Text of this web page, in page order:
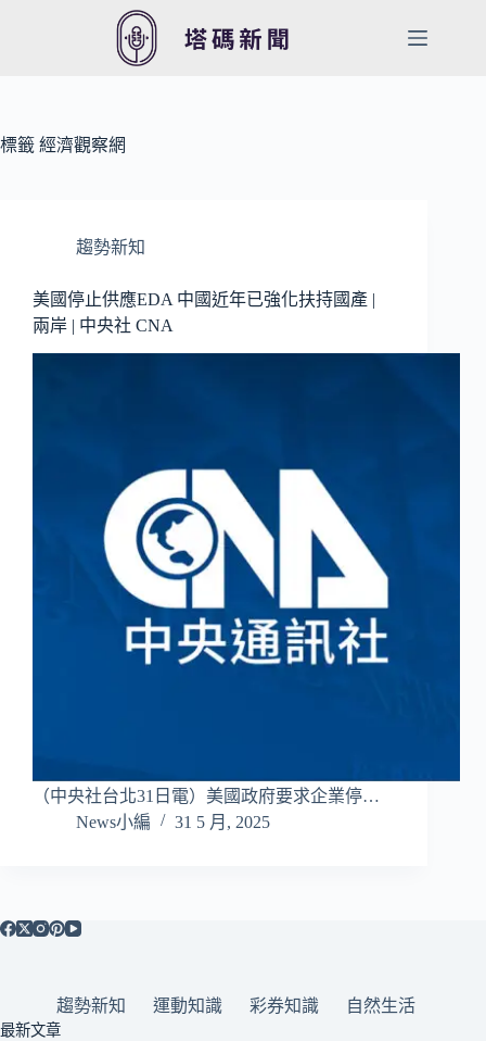
容
標籤 經濟觀察網
趨勢新知
美國停止供應EDA 中國近年已強化扶持國產 |
兩岸 | 中央社 CNA
（中央社台北31日電）美國政府要求企業停…
News小編
31 5 月, 2025
趨勢新知 運動知識 彩券知識 自然生活
最新文章